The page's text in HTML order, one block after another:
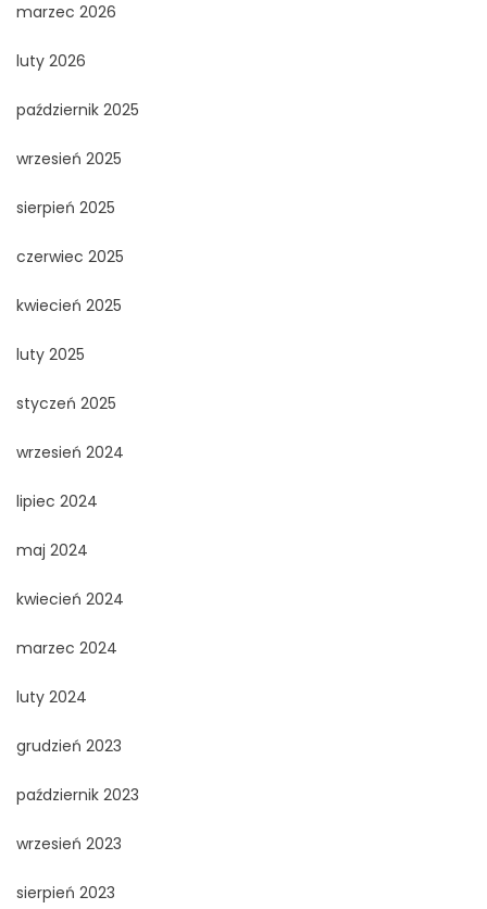
marzec 2026
luty 2026
październik 2025
wrzesień 2025
sierpień 2025
czerwiec 2025
kwiecień 2025
luty 2025
styczeń 2025
wrzesień 2024
lipiec 2024
maj 2024
kwiecień 2024
marzec 2024
luty 2024
grudzień 2023
październik 2023
wrzesień 2023
sierpień 2023